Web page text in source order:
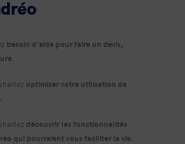
besoin d’aide pour faire un devis,
optimiser votre utilisation de
découvrir les fonctionnalités
qui pourraient vous faciliter la vie.